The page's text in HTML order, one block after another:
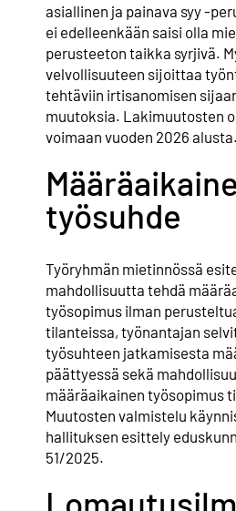
asiallinen ja painava syy -
ei edelleenkään saisi olla
perusteeton taikka syrjivä.
velvollisuuteen sijoittaa
tehtäviin irtisanomisen
muutoksia. Lakimuutosten
voimaan vuoden 2026 alusta.
työsuhde
Työryhmän mietinnössä
mahdollisuutta tehdä
työsopimus ilman
tilanteissa, työnantajan
työsuhteen jatkamisesta
päättyessä sekä
määräaikainen työsopimus
Muutosten valmistelu
hallituksen esittely
51/2025.